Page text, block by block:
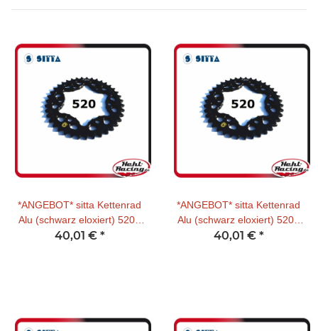
*ANGEBOT* sitta Kettenrad
Alu (schwarz eloxiert) 520T
Kawasaki 38 Zähne
40,01 € *
*ANGEBOT* sitta Kettenrad
Alu (schwarz eloxiert) 520T
Kawasaki 42 Zähne
40,01 € *